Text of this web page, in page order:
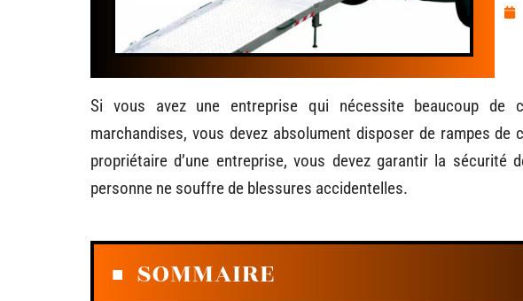
Si vous avez une entreprise qui nécessite beaucoup de
marchandises, vous devez absolument disposer de rampes de
propriétaire d’une entreprise, vous devez garantir la
personne ne souffre de blessures accidentelles.
SOMMAIRE